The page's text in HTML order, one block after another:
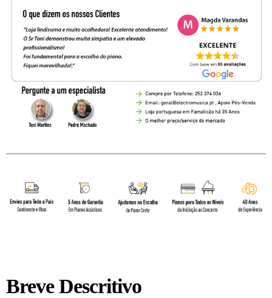
Breve Descritivo